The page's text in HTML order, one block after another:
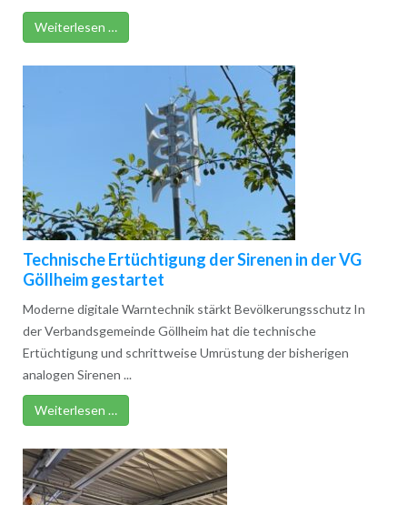
Weiterlesen …
Technische Ertüchtigung der Sirenen in der VG
Göllheim gestartet
Moderne digitale Warntechnik stärkt Bevölkerungsschutz In
der Verbandsgemeinde Göllheim hat die technische
Ertüchtigung und schrittweise Umrüstung der bisherigen
analogen Sirenen ...
Weiterlesen …